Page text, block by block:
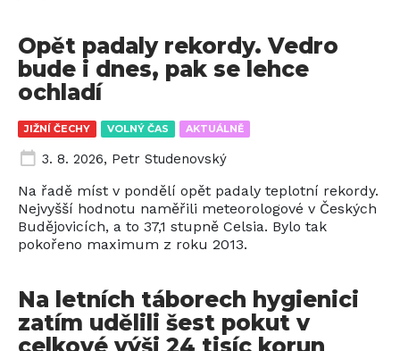
JIŽNÍ ČECHY VOLNÝ ČAS AKTUÁLNĚ
Opět padaly rekordy. Vedro
bude i dnes, pak se lehce
ochladí
3. 8. 2026, Petr Studenovský
Na řadě míst v pondělí opět padaly teplotní rekordy.
Nejvyšší hodnotu naměřili meteorologové v Českých
Budějovicích, a to 37,1 stupně Celsia. Bylo tak
pokořeno maximum z roku 2013.
Na letních táborech hygienici
zatím udělili šest pokut v
celkové výši 24 tisíc korun